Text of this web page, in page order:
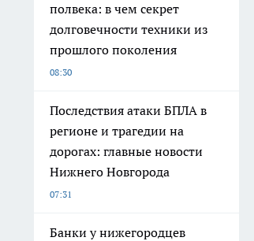
полвека: в чем секрет
долговечности техники из
прошлого поколения
08:30
Последствия атаки БПЛА в
регионе и трагедии на
дорогах: главные новости
Нижнего Новгорода
07:31
Банки у нижегородцев